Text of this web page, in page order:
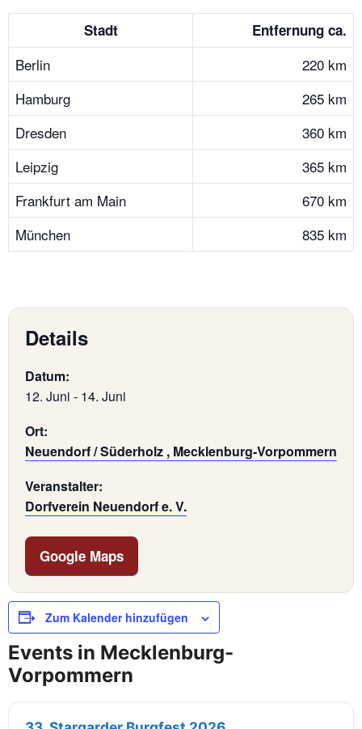
Stadt Entfernung ca.
Berlin
220 km
Hamburg
265 km
Dresden
360 km
Leipzig
365 km
Frankfurt am Main
670 km
München
835 km
Details
Datum:
12. Juni - 14. Juni
Ort:
Neuendorf / Süderholz , Mecklenburg-Vorpommern
Veranstalter:
Dorfverein Neuendorf e. V.
Google Maps
Zum Kalender hinzufügen
Events in Mecklenburg-
Vorpommern